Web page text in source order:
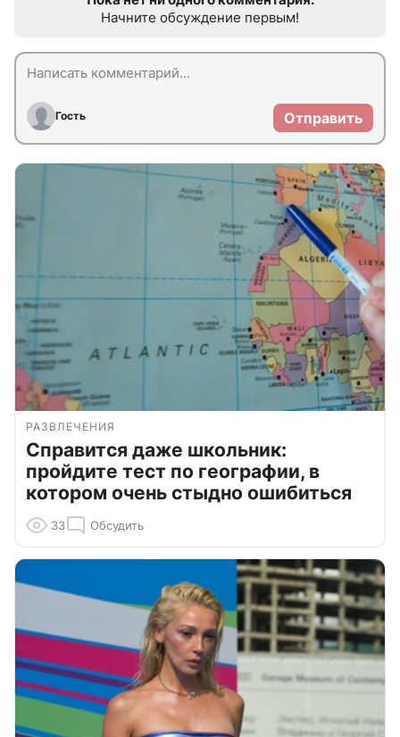
Начните обсуждение первым!
Гость Отправить
РАЗВЛЕЧЕНИЯ
Справится даже школьник:
пройдите тест по географии, в
котором очень стыдно ошибиться
33 Обсудить